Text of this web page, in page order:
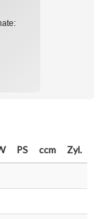
PS ccm Zyl.